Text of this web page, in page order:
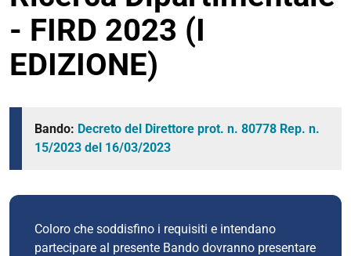
- FIRD 2023 (I
EDIZIONE)
Bando: Decreto del Direttore prot. n. 80778 Rep. n.
15/2023 del 16/03/2023
Coloro che soddisfino i requisiti e intendano
partecipare al presente Bando dovranno presentare